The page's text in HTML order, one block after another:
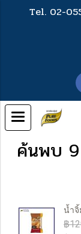
Tel. 02-
ค้นพบ 9
น้ำจิ้
฿